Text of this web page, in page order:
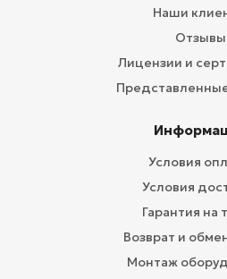
Наши
Отзывы
Лицензии и
Условия
Условия
Гарантия на
Возврат и
Монтаж